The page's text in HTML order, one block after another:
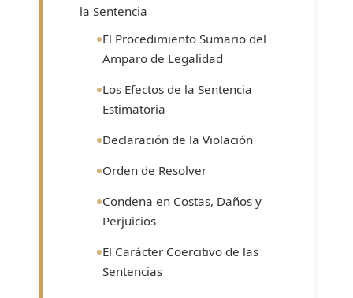
la Sentencia
El Procedimiento Sumario del
Amparo de Legalidad
Los Efectos de la Sentencia
Estimatoria
Declaración de la Violación
Orden de Resolver
Condena en Costas, Daños y
Perjuicios
El Carácter Coercitivo de las
Sentencias